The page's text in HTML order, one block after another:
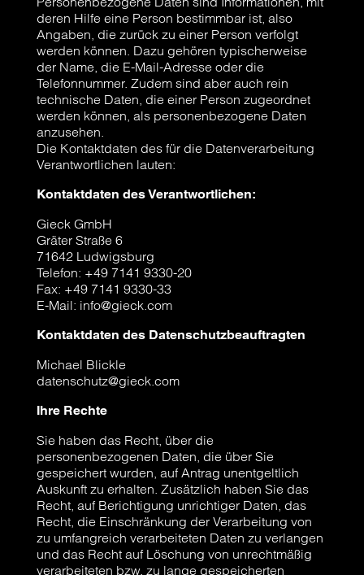
deren Hilfe eine Person bestimmbar ist, also
Angaben, die zurück zu einer Person verfolgt
werden können. Dazu gehören typischerweise
der Name, die E-Mail-Adresse oder die
Telefonnummer. Zudem sind aber auch rein
technische Daten, die einer Person zugeordnet
werden können, als personenbezogene Daten
anzusehen.
Die Kontaktdaten des für die Datenverarbeitung
Verantwortlichen lauten:
Kontaktdaten des Verantwortlichen:
Gieck GmbH
Gräter Straße 6
71642 Ludwigsburg
Telefon: +49 7141 9330-20
Fax: +49 7141 9330-33
E-Mail: info@gieck.com
Kontaktdaten des Datenschutzbeauftragten
Michael Blickle
datenschutz@gieck.com
Ihre Rechte
Sie haben das Recht, über die
personenbezogenen Daten, die über Sie
gespeichert wurden, auf Antrag unentgeltlich
Auskunft zu erhalten. Zusätzlich haben Sie das
Recht, auf Berichtigung unrichtiger Daten, das
Recht, die Einschränkung der Verarbeitung von
zu umfangreich verarbeiteten Daten zu verlangen
und das Recht auf Löschung von unrechtmäßig
verarbeiteten bzw. zu lange gespeicherten